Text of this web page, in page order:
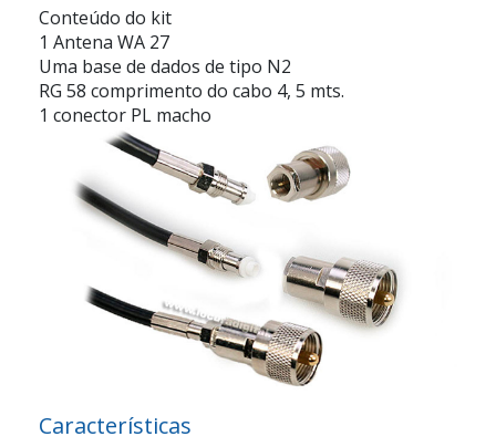
Conteúdo do kit
1 Antena WA 27
Uma base de dados de tipo N2
RG 58 comprimento do cabo 4, 5 mts.
1 conector PL macho
Características